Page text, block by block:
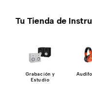
Tu Tienda de
Grabación y
Estudio